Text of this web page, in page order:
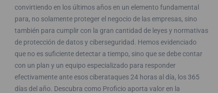
convirtiendo en los últimos años en un elemento fundamental
para, no solamente proteger el negocio de las empresas, sino
también para cumplir con la gran cantidad de leyes y normativas
de protección de datos y ciberseguridad. Hemos evidenciado
que no es suficiente detectar a tiempo, sino que se debe contar
con un plan y un equipo especializado para responder
efectivamente ante esos ciberataques 24 horas al día, los 365
días del año. Descubra como Proficio aporta valor en la